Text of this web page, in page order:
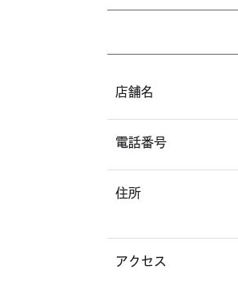
店舗名
電話番号
住所
アクセス